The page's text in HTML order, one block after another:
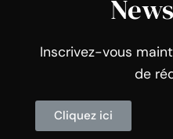
Inscrivez-vous
de
Cliquez ici